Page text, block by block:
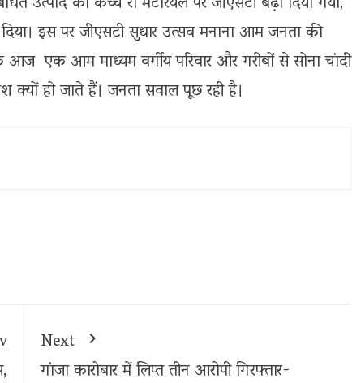
इस पर जीएसटी सुधार उत्सव मनाना आम जनता की
एक आम माध्यम वर्गीय परिवार और गरीबों से सोना चांदी
हो जाते हैं। जनता सवाल पूछ रही है।
Next
गांजा कारोबार में लिप्त तीन आरोपी गिरफ्तार-